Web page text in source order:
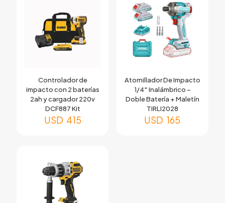
Controlador de
impacto con 2 baterías
2ah y cargador 220v
DCF887 Kit
USD 415
Atornillador De Impacto
1/4″ Inalámbrico –
Doble Batería + Maletín
TIRLI2028
USD 165